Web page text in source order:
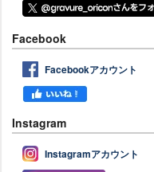
Facebook
Facebookアカウント
Instagram
Instagramアカウント